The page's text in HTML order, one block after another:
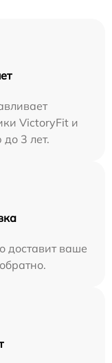
VictoryFit и
3 лет.
доставит ваше